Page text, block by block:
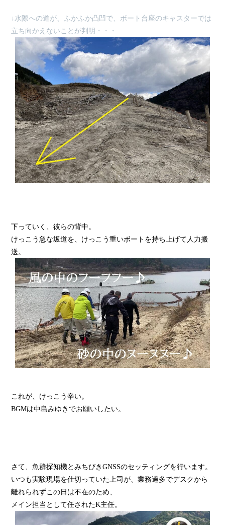
↓水際への道が、ふかふか凸凹で、ボート台座のキャスターでは
立ち向かえないことが判明・・・
下っていく、彼らの背中。
けっこう急な坂道を、けっこう重いボートを持ち上げて人力搬
送。
これが、けっこう辛い。
BGMは中島みゆきでお願いしたい。
さて、魚群探知機とみちびきGNSSのセッティングを行います。
いつも実験現場を仕切っていた上司が、業務過多でデスクから
離れられずこの日は不在のため、
メイン担当として任されたK主任。